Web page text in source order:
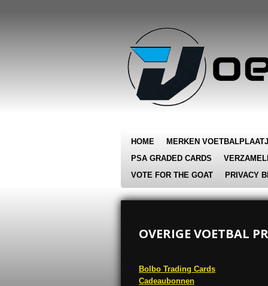
HOME MERKEN
PSA GRADED CARDS
VOTE FOR THE GOAT
PRIVACY
OVERIGE VOETBAL
Bolbo Trading Cards
Cadeaubonnen